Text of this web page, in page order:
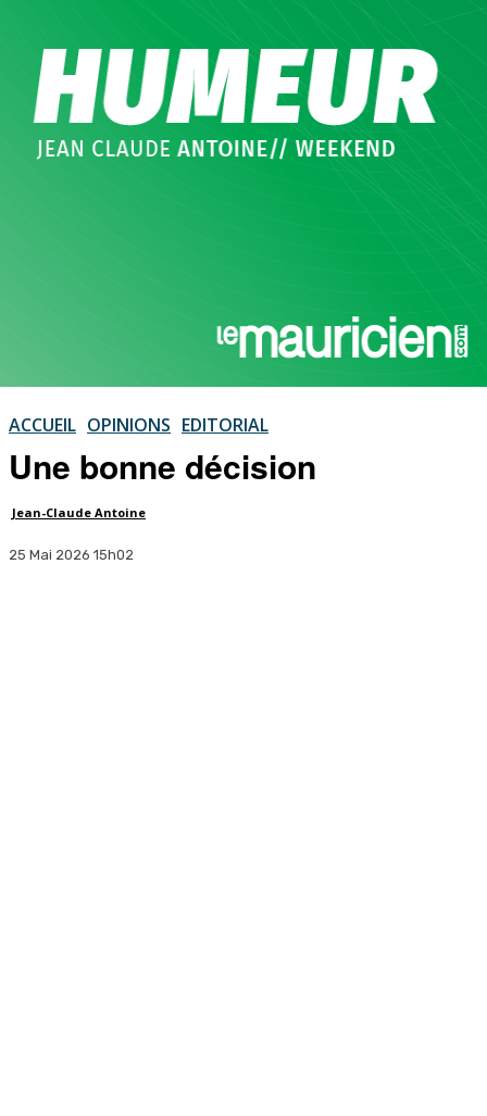
ACCUEIL OPINIONS EDITORIAL
Une bonne décision
Jean-Claude Antoine
25 Mai 2026 15h02